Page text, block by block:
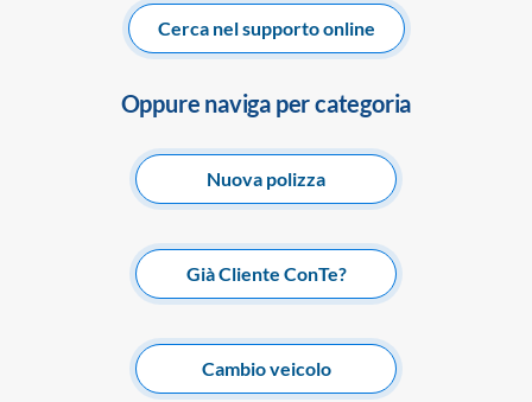
Cerca nel supporto online
Oppure naviga per categoria
Nuova polizza
Già Cliente ConTe?
Cambio veicolo